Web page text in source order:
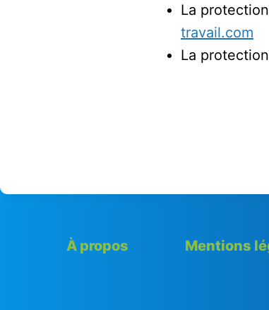
La
travail.com
La
À propos Mentions